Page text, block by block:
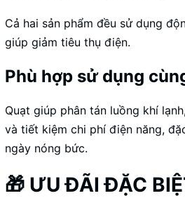
Cả hai sản phẩm đều sử dụng
giúp giảm tiêu thụ điện.
Phù hợp sử dụng
Quạt giúp phân tán luồng khí
và tiết kiệm chi phí điện năng,
ngày nóng bức.
🎁 ƯU ĐÃI ĐẶC